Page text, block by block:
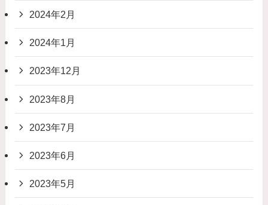
2024年2月
2024年1月
2023年12月
2023年8月
2023年7月
2023年6月
2023年5月